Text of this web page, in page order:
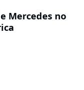
Mercedes no